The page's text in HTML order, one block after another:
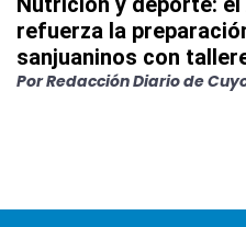
refuerza la
sanjuaninos con
PorRedacción Diario de